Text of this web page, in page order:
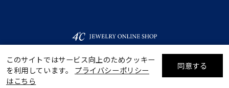
絞り込んで検索する
このサイトではサービス向上のためクッキー
を利用しています。 プライバシーポリシー
はこちら
同意する